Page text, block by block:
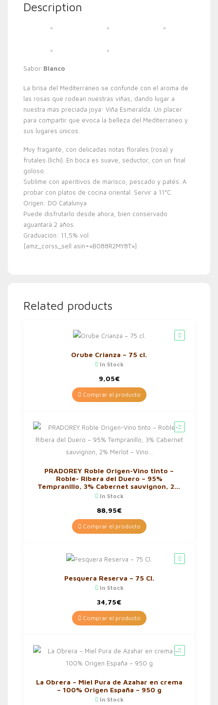
Description
Sabor:Blanco
La brisa del Mediterráneo se confunde con el aroma de
las rosas que rodean nuestras viñas, dando lugar a
nuestra más preciada joya: Viña Esmeralda. Un placer
para compartir que evoca la belleza del Mediterráneo y
sus lugares únicos.
Muy fragante, con delicadas notas florales (rosa) y
frutales (lichi). En boca es suave, seductor, con un final
goloso.
Sublime con aperitivos de marisco, pescado y patés. A
probar con platos de cocina oriental. Servir a 11°C.
Origen: DO Catalunya
Puede disfrutarlo desde ahora, bien conservado
aguantará 2 años.
Graduación: 11,5% vol.
[amz_corss_sell asin=»B088R2MY8T»]
Related products
Orube Crianza – 75 cl.
In Stock
9,05€
Comprar el producto
PRADOREY Roble Origen-Vino tinto –
Roble- Ribera del Duero – 95%
Tempranillo, 3% Cabernet sauvignon, 2%
Merlot – Vino…
In Stock
88,95€
Comprar el producto
Pesquera Reserva – 75 Cl.
In Stock
34,75€
Comprar el producto
La Obrera – Miel Pura de Azahar en crema
– 100% Origen España – 950 g
In Stock